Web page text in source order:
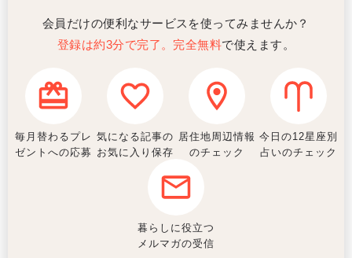
会員だけの便利なサービスを使ってみませんか？
登録は約3分で完了。完全無料で使えます。
毎月替わるプレ
ゼントへの応募
気になる記事の
お気に入り保存
居住地周辺情報
のチェック
今日の12星座別
占いのチェック
暮らしに役立つ
メルマガの受信